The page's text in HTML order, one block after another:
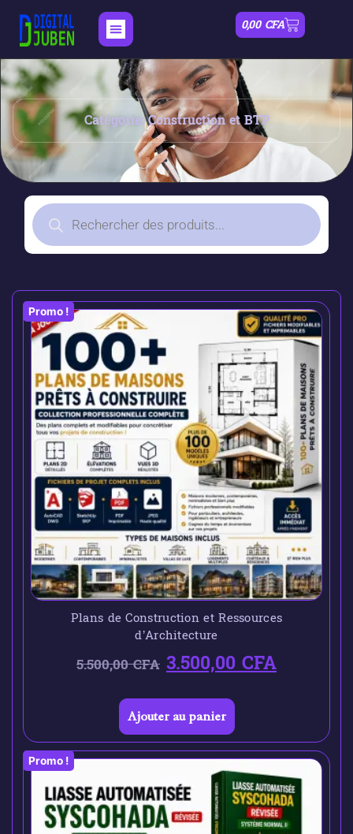
0,00 CFA
Catégorie: Construction et BTP
Promo !
Plans de Construction et Ressources
d’Architecture
5.500,00CFA 3.500,00CFA
Ajouter au panier
Promo !